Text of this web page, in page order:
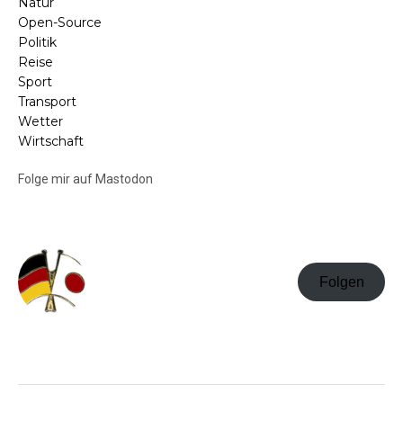
Open-Source
Politik
Reise
Sport
Transport
Wetter
Wirtschaft
Folge mir auf Mastodon
Folgen